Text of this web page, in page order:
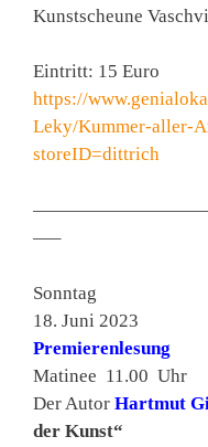
Kunstscheune
Eintritt: 15 Euro
https://
Leky/Kummer-aller-
storeID=dittrich
—–
Sonntag
18. Juni 2023
Premierenlesung
Matinee 11.00 Uhr
Der Autor Hartmut
der Kunst“